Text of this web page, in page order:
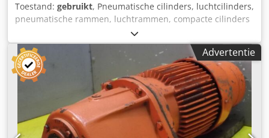
Toestand: gebruikt, Pneumatische cilinders, luchtcilinders,
pneumatische rammen, luchtrammen, compacte cilinders
-Pneumatische cilinder: ZIDP 200/100 -Slag: 100 mm -
Zuigerdiameter: 200 mm -Zuigerstang: Ø 40 mm -
Afmetingen: 220/220/H450 mm -Gewicht: 23,5 kg
Dcedsgrzvcopfx Ac Hek
Advertentie